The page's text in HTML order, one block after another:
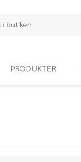
PRODUKTER